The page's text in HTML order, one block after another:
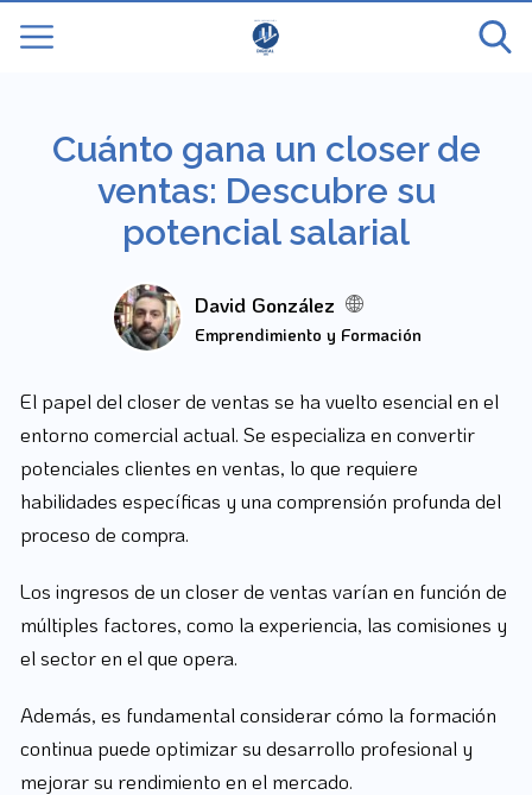
Cuánto gana un closer de
ventas: Descubre su
potencial salarial
David González
Emprendimiento y Formación
El papel del closer de ventas se ha vuelto esencial en el
entorno comercial actual. Se especializa en convertir
potenciales clientes en ventas, lo que requiere
habilidades específicas y una comprensión profunda del
proceso de compra.
Los ingresos de un closer de ventas varían en función de
múltiples factores, como la experiencia, las comisiones y
el sector en el que opera.
Además, es fundamental considerar cómo la formación
continua puede optimizar su desarrollo profesional y
mejorar su rendimiento en el mercado.